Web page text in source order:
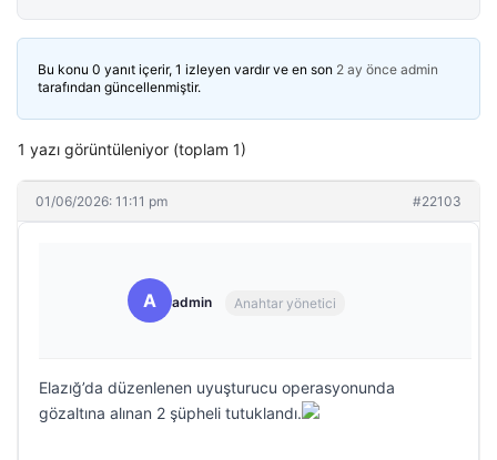
Bu konu 0 yanıt içerir, 1 izleyen vardır ve en son 2 ay önce admin
tarafından güncellenmiştir.
1 yazı görüntüleniyor (toplam 1)
01/06/2026: 11:11 pm #22103
A admin Anahtar yönetici
Elazığ’da düzenlenen uyuşturucu operasyonunda
gözaltına alınan 2 şüpheli tutuklandı.